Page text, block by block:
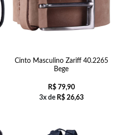
Cinto Masculino Zariff 40.2265
Bege
R$79,90
3x de R$26,63